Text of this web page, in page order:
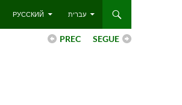
РУССКИЙ עברית
SEGUE
PREC